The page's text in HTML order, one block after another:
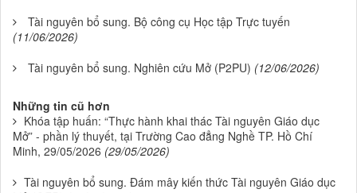
Tài nguyên bổ sung. Bộ công cụ Học tập Trực tuyến
(11/06/2026)
Tài nguyên bổ sung. Nghiên cứu Mở (P2PU) (12/06/2026)
Những tin cũ hơn
Khóa tập huấn: “Thực hành khai thác Tài nguyên Giáo dục
Mở” - phần lý thuyết, tại Trường Cao đẳng Nghề TP. Hồ Chí
Minh, 29/05/2026 (29/05/2026)
Tài nguyên bổ sung. Đám mây kiến thức Tài nguyên Giáo dục